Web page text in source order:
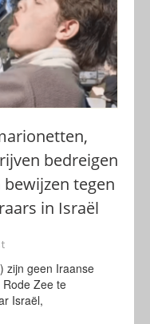
bedreigen
tegen
in Israël
zijn geen Iraanse
Zee te
Israël,